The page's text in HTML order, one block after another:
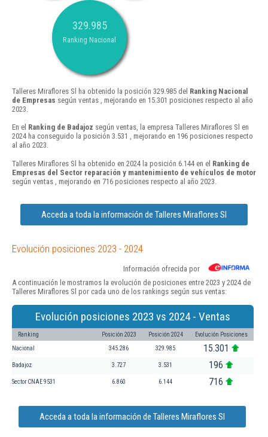
329.985
Ranking Nacional
Talleres Miraflores Sl ha obtenido la posición 329.985 del Ranking Nacional
de Empresas según ventas , mejorando en 15.301 posiciones respecto al año
2023.
En el Ranking de Badajoz según ventas, la empresa Talleres Miraflores Sl en
2024 ha conseguido la posición 3.531 , mejorando en 196 posiciones respecto
al año 2023.
Talleres Miraflores Sl ha obtenido en 2024 la posición 6.144 en el Ranking de
Empresas del Sector reparación y mantenimiento de vehículos de motor
según ventas , mejorando en 716 posiciones respecto al año 2023.
Acceda a toda la información de Talleres Miraflores Sl
Evolución posiciones 2023 - 2024
Información ofrecida por
A continuación le mostramos la evolución de posiciones entre 2023 y 2024 de
Talleres Miraflores Sl por cada uno de los rankings según sus ventas:
Evolución posiciones 2023 vs 2024 - Ventas
Ranking Posición 2023 Posición 2024 Evolución Posiciones
Nacional 345.286 329.985 15.301
Badajoz 3.727 3.531 196
Sector CNAE 9531 6.860 6.144 716
Acceda a toda la información de Talleres Miraflores Sl